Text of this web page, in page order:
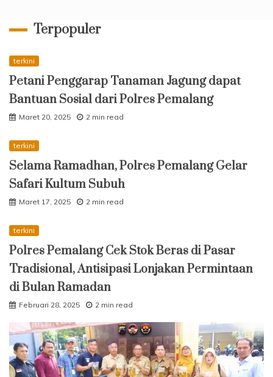
Terpopuler
terkini
Petani Penggarap Tanaman Jagung dapat
Bantuan Sosial dari Polres Pemalang
Maret 20, 2025 2 min read
terkini
Selama Ramadhan, Polres Pemalang Gelar
Safari Kultum Subuh
Maret 17, 2025 2 min read
terkini
Polres Pemalang Cek Stok Beras di Pasar
Tradisional, Antisipasi Lonjakan Permintaan
di Bulan Ramadan
Februari 28, 2025 2 min read